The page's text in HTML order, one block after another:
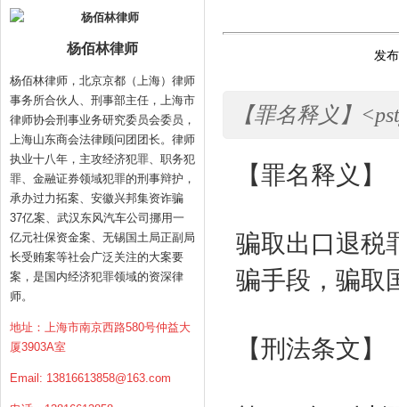
杨佰林律师
杨佰林律师，北京京都（上海）律师
事务所合伙人、刑事部主任，上海市
律师协会刑事业务研究委员会委员，
上海山东商会法律顾问团团长。律师
执业十八年，主攻经济犯罪、职务犯
罪、金融证券领域犯罪的刑事辩护，
承办过力拓案、安徽兴邦集资诈骗
37亿案、武汉东风汽车公司挪用一
亿元社保资金案、无锡国土局正副局
长受贿案等社会广泛关注的大案要
案，是国内经济犯罪领域的资深律
师。
地址：上海市南京西路580号仲益大
厦3903A室
Email: 13816613858@163.com
发
【罪名释义】
【罪名释义】
骗取出口退税
骗手段，骗取
【刑法条文】